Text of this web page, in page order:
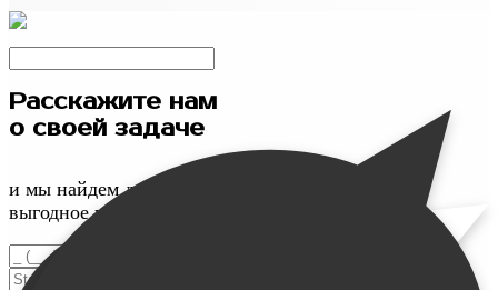
Расскажите нам
о своей задаче
и мы найдем для вас максимально
выгодное и качественное решение